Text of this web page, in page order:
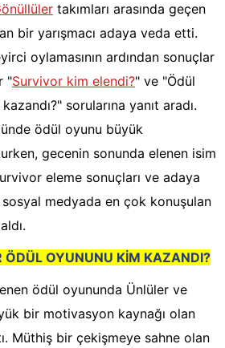
takımları arasında geçen
bir yarışmacı adaya veda etti.
oylamasının ardından sonuçlar
"Survivor kim elendi?" ve "Ödül
sorularına yanıt aradı.
ödül oyunu büyük
gecenin sonunda elenen isim
eleme sonuçları ve adaya
sosyal medyada en çok konuşulan
ÖDÜL OYUNUNU KİM KAZANDI?
ödül oyununda Ünlüler ve
bir motivasyon kaynağı olan
Müthiş bir çekişmeye sahne olan